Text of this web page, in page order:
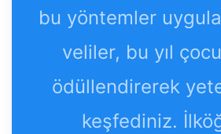
bu yöntemler
veliler, bu yıl
ödüllendirerek
keşfediniz.